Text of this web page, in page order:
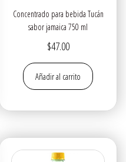
Concentrado para bebida Tucán
sabor jamaica 750 ml
$47.00
Añadir al carrito